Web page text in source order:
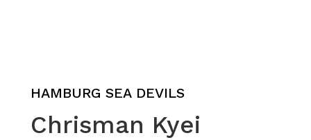
HAMBURG SEA DEVILS
Chrisman Kyei